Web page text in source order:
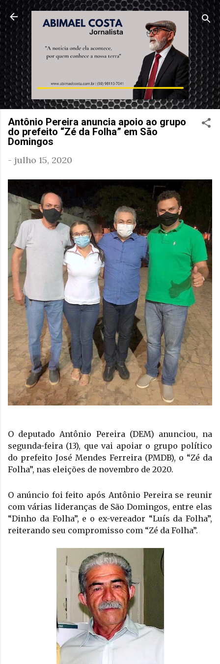
Pular para o conteúdo principal
Antônio Pereira anuncia apoio ao grupo
do prefeito “Zé da Folha” em São
Domingos
- julho 15, 2020
O deputado Antônio Pereira (DEM) anunciou, na
segunda-feira (13), que vai apoiar o grupo político
do prefeito José Mendes Ferreira (PMDB), o “Zé da
Folha”, nas eleições de novembro de 2020.
O anúncio foi feito após Antônio Pereira se reunir
com várias lideranças de São Domingos, entre elas
“Dinho da Folha”, e o ex-vereador “Luís da Folha”,
reiterando seu compromisso com “Zé da Folha”.